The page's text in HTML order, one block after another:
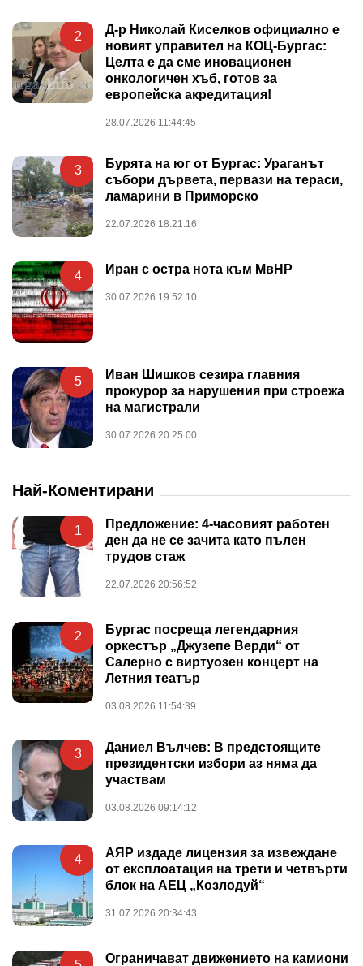
2
Д-р Николай Киселков официално е
новият управител на КОЦ-Бургас:
Целта е да сме иновационен
онкологичен хъб, готов за
европейска акредитация!
28.07.2026 11:44:45
3
Бурята на юг от Бургас: Ураганът
събори дървета, первази на тераси,
ламарини в Приморско
22.07.2026 18:21:16
4 Иран с остра нота към МвНР
30.07.2026 19:52:10
5
Иван Шишков сезира главния
прокурор за нарушения при строежа
на магистрали
30.07.2026 20:25:00
Най-Коментирани
1
Предложение: 4-часовият работен
ден да не се зачита като пълен
трудов стаж
22.07.2026 20:56:52
2
Бургас посреща легендарния
оркестър „Джузепе Верди“ от
Салерно с виртуозен концерт на
Летния театър
03.08.2026 11:54:39
3
Даниел Вълчев: В предстоящите
президентски избори аз няма да
участвам
03.08.2026 09:14:12
4
АЯР издаде лицензия за извеждане
от експлоатация на трети и четвърти
блок на АЕЦ „Козлодуй“
31.07.2026 20:34:43
Ограничават движението на камиони